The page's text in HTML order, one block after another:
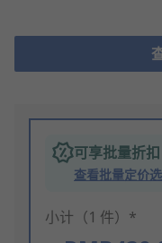
可享批量折扣
查看批量定价
小计（1 件）*